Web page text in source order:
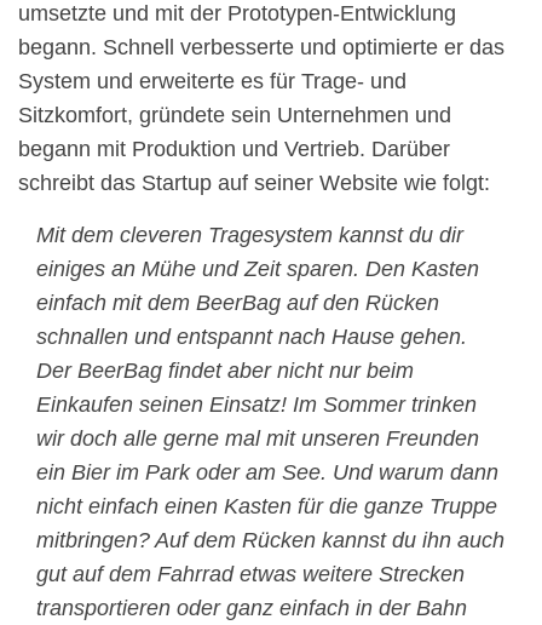
umsetzte und mit der Prototypen-Entwicklung
begann. Schnell verbesserte und optimierte er das
System und erweiterte es für Trage- und
Sitzkomfort, gründete sein Unternehmen und
begann mit Produktion und Vertrieb. Darüber
schreibt das Startup auf seiner Website wie folgt:
Mit dem cleveren Tragesystem kannst du dir
einiges an Mühe und Zeit sparen. Den Kasten
einfach mit dem BeerBag auf den Rücken
schnallen und entspannt nach Hause gehen.
Der BeerBag findet aber nicht nur beim
Einkaufen seinen Einsatz! Im Sommer trinken
wir doch alle gerne mal mit unseren Freunden
ein Bier im Park oder am See. Und warum dann
nicht einfach einen Kasten für die ganze Truppe
mitbringen? Auf dem Rücken kannst du ihn auch
gut auf dem Fahrrad etwas weitere Strecken
transportieren oder ganz einfach in der Bahn